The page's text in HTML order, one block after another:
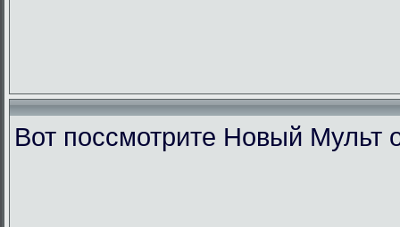
Вот поссмотрите Новый Мульт